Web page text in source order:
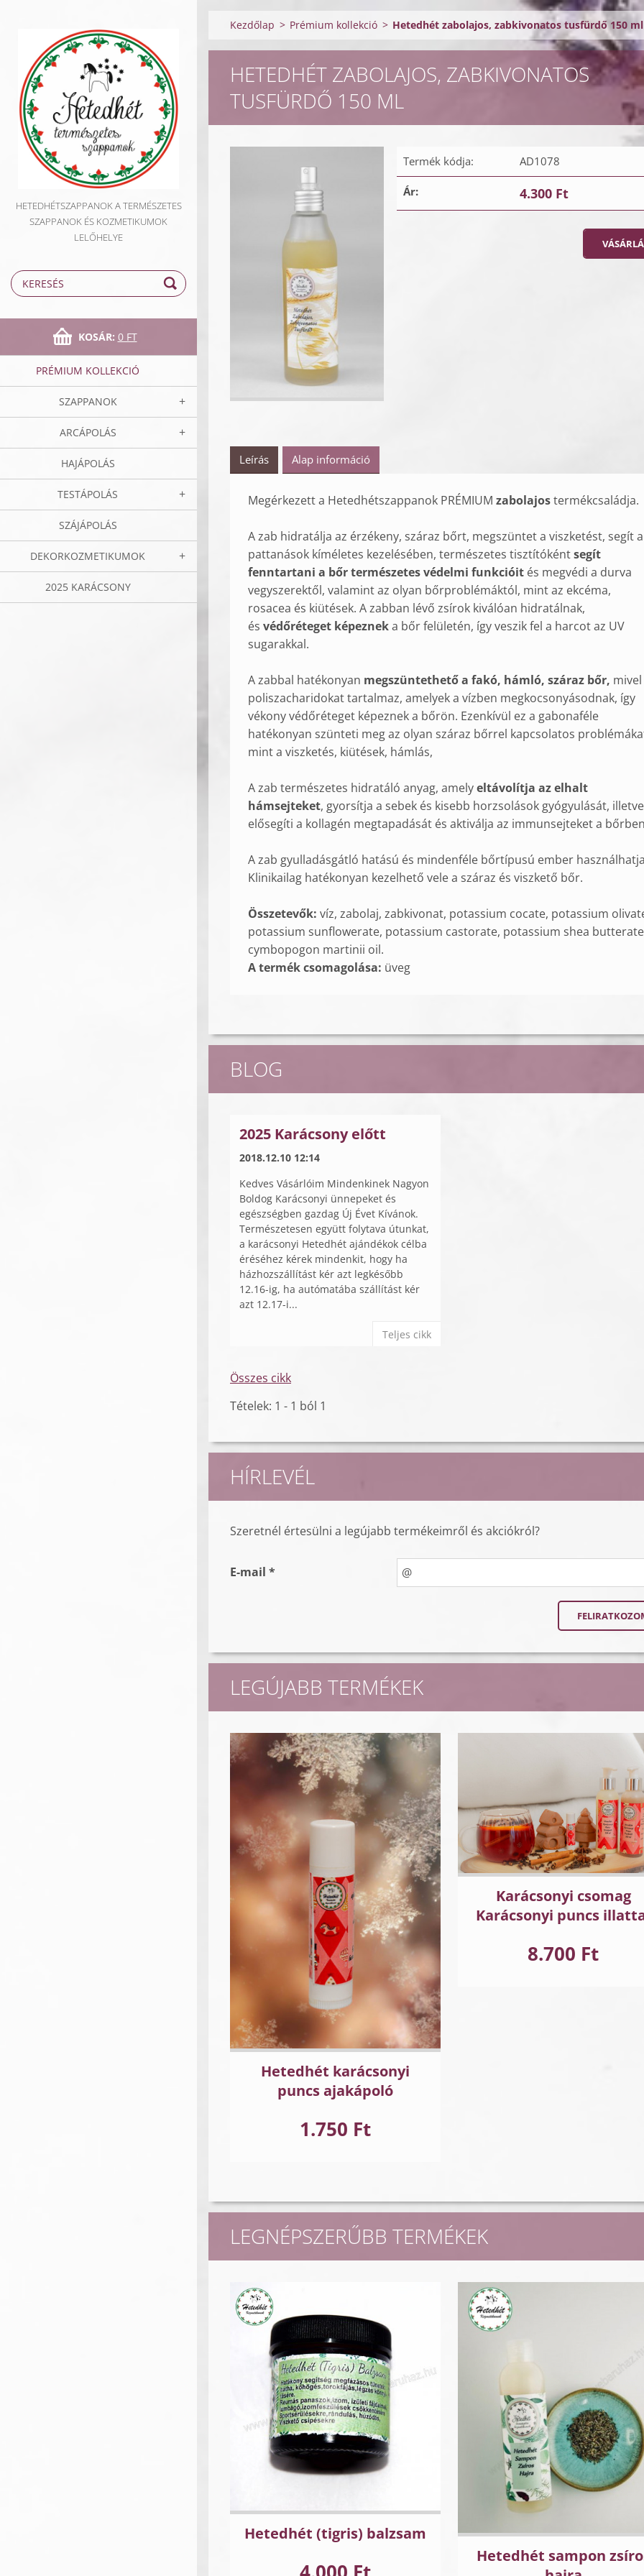
HETEDHÉTSZAPPANOK A TERMÉSZETES
SZAPPANOK ÉS KOZMETIKUMOK
LELŐHELYE
KOSÁR: 0 FT
PRÉMIUM KOLLEKCIÓ
SZAPPANOK
ARCÁPOLÁS
HAJÁPOLÁS
TESTÁPOLÁS
SZÁJÁPOLÁS
DEKORKOZMETIKUMOK
2025 KARÁCSONY
Kezdőlap > Prémium kollekció > Hetedhét zabolajos, zabkivonatos tusfürdő 150 ml
HETEDHÉT ZABOLAJOS, ZABKIVONATOS
TUSFÜRDŐ 150 ML
Termék kódja: AD1078
Ár: 4.300 Ft
Leírás Alap információ
Megérkezett a Hetedhétszappanok PRÉMIUM zabolajostermékcsaládja.
A zab hidratálja az érzékeny, száraz bőrt, megszüntet a viszketést, segít a
pattanások kíméletes kezelésében, természetes tisztítókéntsegít
fenntartani a bőr természetes védelmi funkcióit és megvédi a durva
vegyszerektől, valamint az olyan bőrproblémáktól, mint az ekcéma,
rosacea és kiütések. A zabban lévő zsírok kiválóan hidratálnak,
és védőréteget képezneka bőr felületén, így veszik fel a harcot az UV
sugarakkal.
A zabbal hatékonyan megszüntethető a fakó, hámló, száraz bőr, mivel
poliszacharidokat tartalmaz, amelyek a vízben megkocsonyásodnak, így
vékony védőréteget képeznek a bőrön. Ezenkívül ez a gabonaféle
hatékonyan szünteti meg az olyan száraz bőrrel kapcsolatos
mint a viszketés, kiütések, hámlás,
A zab természetes hidratáló anyag, amelyeltávolítja az elhalt
hámsejteket, gyorsítja a sebek és kisebb horzsolások gyógyulását, illetve
elősegíti a kollagén megtapadását és aktiválja az immunsejteket a
A zab gyulladásgátló hatású és mindenféle bőrtípusú ember
Klinikailag hatékonyan kezelhető vele a száraz és viszkető bőr.
Összetevők: víz, zabolaj, zabkivonat, potassium cocate, potassium
potassium sunflowerate, potassium castorate, potassium shea
cymbopogon martinii oil.
A termék csomagolása: üveg
BLOG
2025 Karácsony előtt
2018.12.10 12:14
Kedves Vásárlóim Mindenkinek Nagyon
Boldog Karácsonyi ünnepeket és
egészségben gazdag Új Évet Kívánok.
Természetesen együtt folytava útunkat,
a karácsonyi Hetedhét ajándékok célba
éréséhez kérek mindenkit, hogy ha
házhozszállítást kér azt legkésőbb
12.16-ig, ha autómatába szállítást kér
azt 12.17-i...
Teljes cikk
Összes cikk
Tételek: 1 - 1 ból 1
HÍRLEVÉL
Szeretnél értesülni a legújabb termékeimről és akciókról?
E-mail *
LEGÚJABB TERMÉKEK
Hetedhét karácsonyi
puncs ajakápoló
1.750 Ft
Karácsonyi csomag
Karácsonyi puncs
8.700 Ft
LEGNÉPSZERŰBB TERMÉKEK
Hetedhét (tigris) balzsam
Hetedhét sampon